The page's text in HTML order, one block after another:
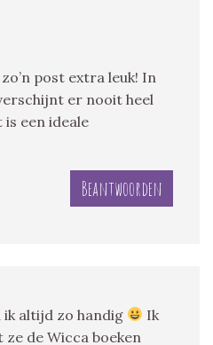
post extra leuk! In
er nooit heel
een ideale
Beantwoorden
ik altijd zo handig
Ik
ze de Wicca boeken